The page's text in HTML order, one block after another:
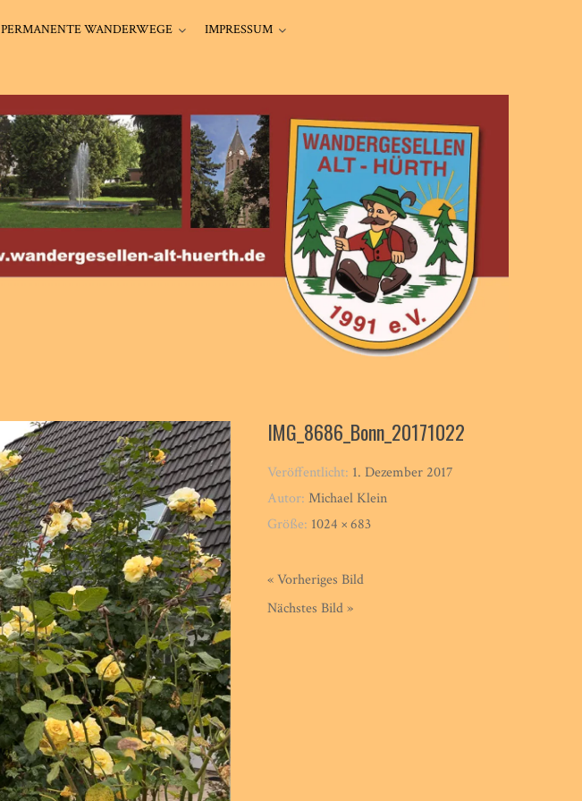
PERMANENTE WANDERWEGE IMPRESSUM
IMG_8686_Bonn_20171022
Veröffentlicht: 1. Dezember 2017
Autor:Michael Klein
Größe: 1024 × 683
« Vorheriges Bild
Nächstes Bild »